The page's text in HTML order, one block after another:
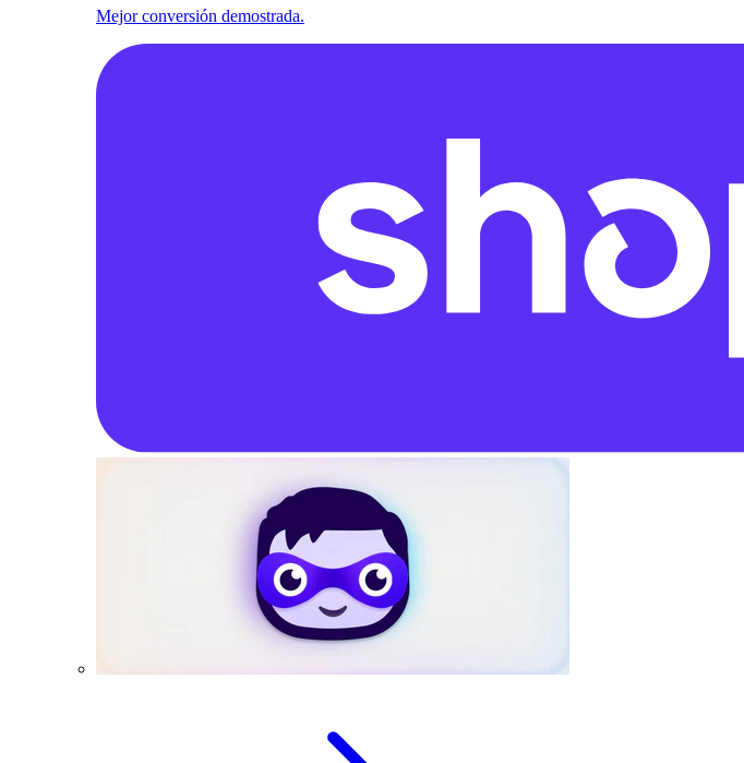
Mejor conversión demostrada.